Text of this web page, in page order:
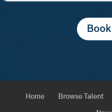
Home Browse Talent